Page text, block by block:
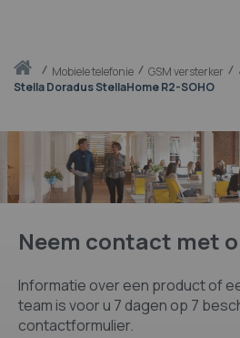
Thuismobiele telefonie GSM versterker
Stella Doradus StellaHome R2-SOHO
Neem contact met
Informatie over een product of
team is voor u 7 dagen op 7
contactformulier.